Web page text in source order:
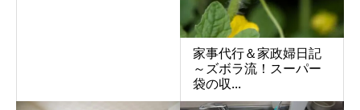
家事代行＆家政婦日記
～ズボラ流！スーパー
袋の収...